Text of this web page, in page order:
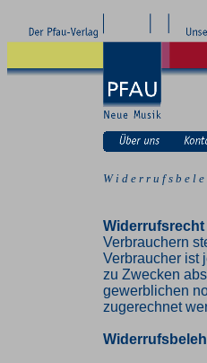
W i d e r r u f s b e l
Widerrufsrecht
Verbrauchern
Verbraucher ist
zu Zwecken
gewerblichen
zugerechnet